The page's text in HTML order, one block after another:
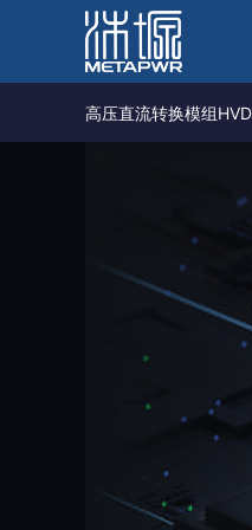
高压直流转换模组